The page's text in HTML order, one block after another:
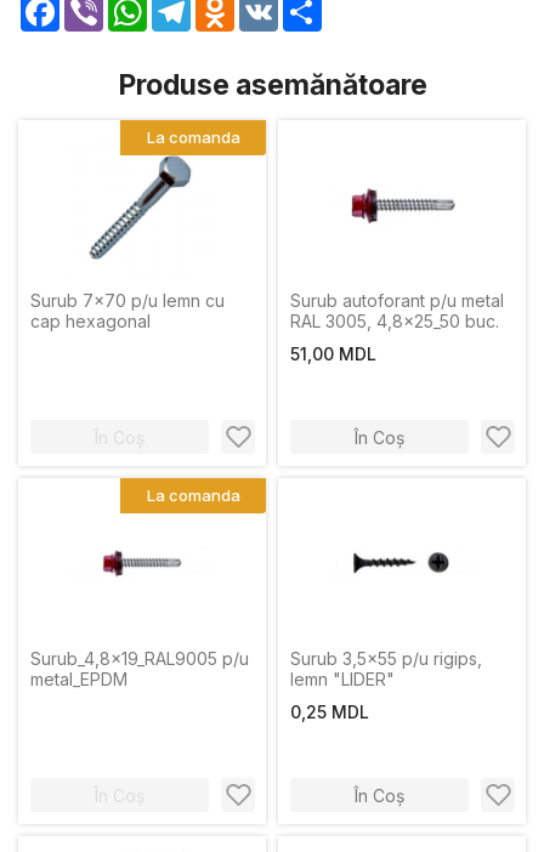
Produse asemănătoare
Surub 7x70 p/u lemn cu
cap hexagonal
În Coș
La comanda
Surub autoforant p/u metal
RAL 3005, 4,8x25_50 buc.
51,00 MDL
În Coș
Surub_4,8x19_RAL9005 p/u
metal_EPDM
În Coș
La comanda
Surub 3,5x55 p/u rigips,
lemn "LIDER"
0,25 MDL
În Coș